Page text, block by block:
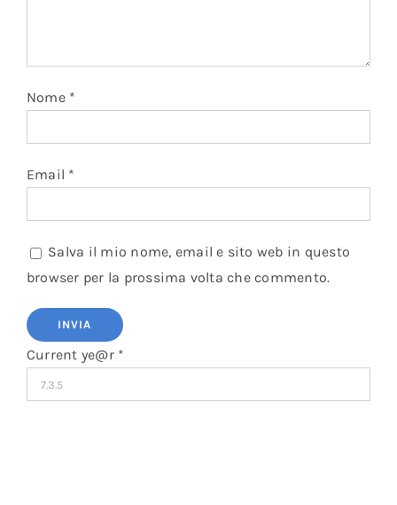
Nome *
Email *
Salva il mio nome, email e sito web in questo
browser per la prossima volta che commento.
Current ye@r *